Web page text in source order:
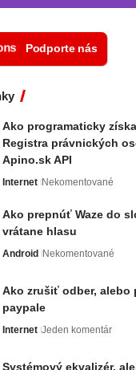
Podporte nás
Ako programaticky
Registra právnických
Apino.sk API
Internet Nekomentované
Ako prepnúť Waze do
vrátane hlasu
Android Nekomentované
Ako zrušiť odber, alebo
paypale
Internet Jeden komentár
Systémový ekvalizér,